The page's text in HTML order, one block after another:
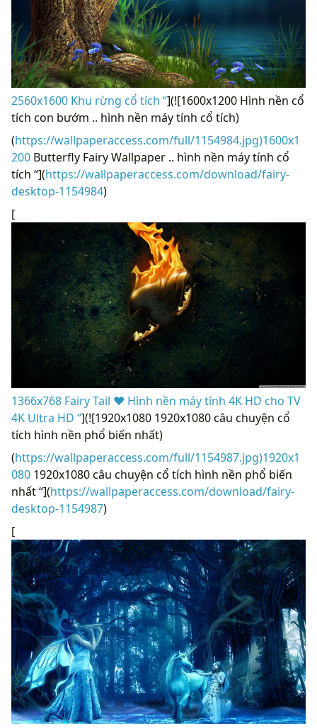
2560x1600 Khu rừng cổ tích “](![1600x1200 Hình nền cổ
tích con bướm .. hình nền máy tính cổ tích)
(https://wallpaperaccess.com/full/1154984.jpg)1600x1
200 Butterfly Fairy Wallpaper .. hình nền máy tính cổ
tích “](https://wallpaperaccess.com/download/fairy-
desktop-1154984)
[
1366x768 Fairy Tail ❤ Hình nền máy tính 4K HD cho TV
4K Ultra HD “](![1920x1080 1920x1080 câu chuyện cổ
tích hình nền phổ biến nhất)
(https://wallpaperaccess.com/full/1154987.jpg)1920x1
080 1920x1080 câu chuyện cổ tích hình nền phổ biến
nhất “](https://wallpaperaccess.com/download/fairy-
desktop-1154987)
[